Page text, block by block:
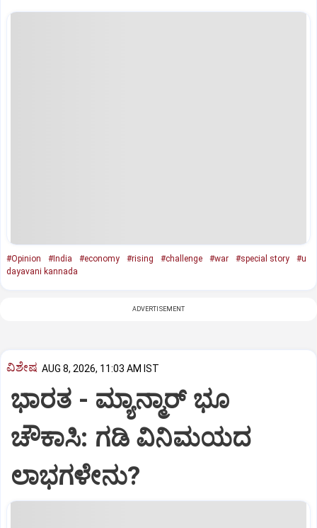
#Opinion #India #economy #rising #challenge #war #special story
#u
dayavani kannada
ADVERTISEMENT
ವಿಶೇಷ AUG 8, 2026, 11:03 AM IST
ಭಾರತ -‌ ಮ್ಯಾನ್ಮಾರ್ ಭೂ
ಚೌಕಾಸಿ: ಗಡಿ ವಿನಿಮಯದ
ಲಾಭಗಳೇನು?